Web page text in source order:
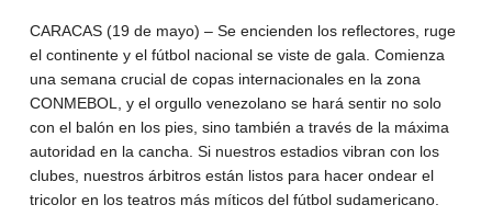
CARACAS (19 de mayo) – Se encienden los reflectores, ruge
el continente y el fútbol nacional se viste de gala. Comienza
una semana crucial de copas internacionales en la zona
CONMEBOL, y el orgullo venezolano se hará sentir no solo
con el balón en los pies, sino también a través de la máxima
autoridad en la cancha. Si nuestros estadios vibran con los
clubes, nuestros árbitros están listos para hacer ondear el
tricolor en los teatros más míticos del fútbol sudamericano.